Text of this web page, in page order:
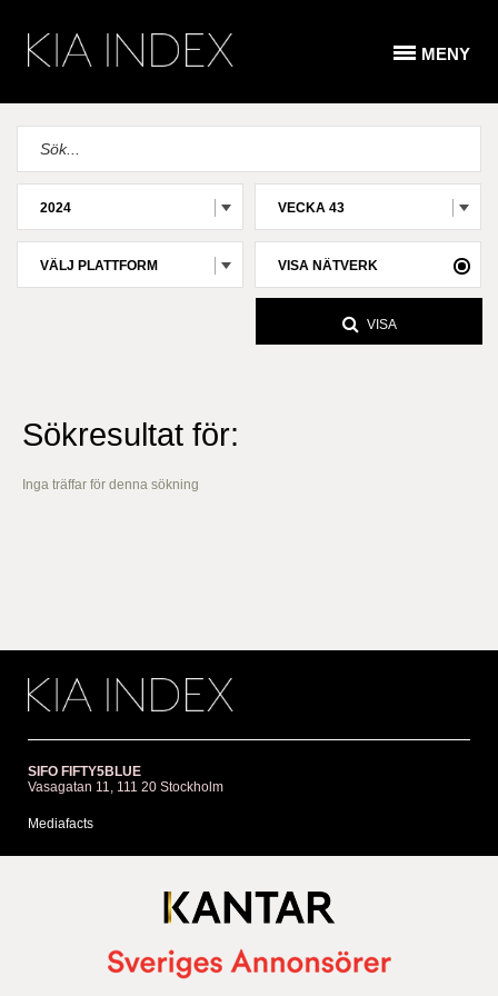
MENY
VISA
2024 VECKA 43
VÄLJ PLATTFORM VISA NÄTVERK
Sökresultat för:
Inga träffar för denna sökning
SIFO FIFTY5BLUE
Vasagatan 11, 111 20 Stockholm
Mediafacts